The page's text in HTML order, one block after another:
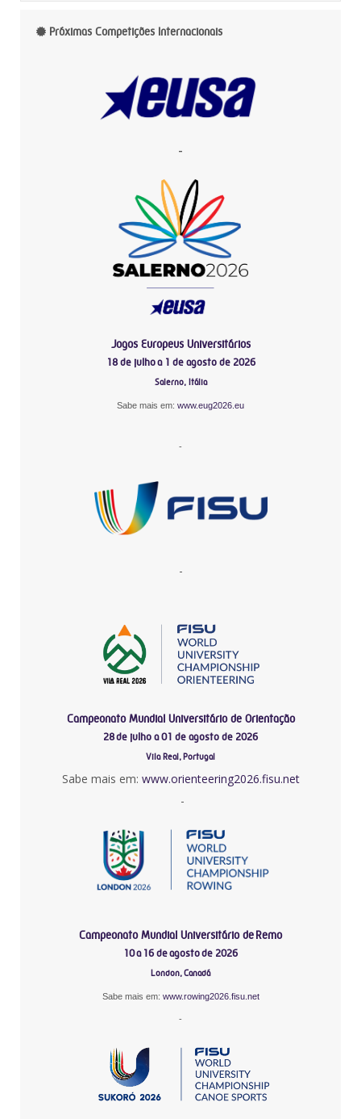
Próximas Competições Internacionais
-
Jogos Europeus Universitários
18 de julho a 1 de agosto de 2026
Salerno, Itália
Sabe mais em: www.eug2026.eu
-
-
Campeonato Mundial Universitário de Orientação
28 de julho a 01 de agosto de 2026
Vila Real, Portugal
Sabe mais em: www.orienteering2026.fisu.net
-
Campeonato Mundial Universitário de Remo
10 a 16 de agosto de 2026
London, Canadá
Sabe mais em: www.rowing2026.fisu.net
-